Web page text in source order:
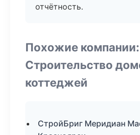
отчётность.
Похожие компании:
Строительство
коттеджей
СтройБриг Меридиан